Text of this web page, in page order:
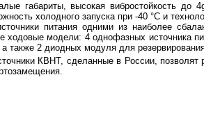
габариты, высокая вибростойкость до
холодного запуска при -40 °С и
питания одними из наиболее
ходовые модели: 4 однофазных источника
также 2 диодных модуля для
КВНТ, сделанные в России,